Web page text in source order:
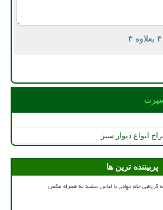
انواع دیوار سبز
پربیننده ترین ها
گروهی جام جهانی با لباس سفید به همراه عکس